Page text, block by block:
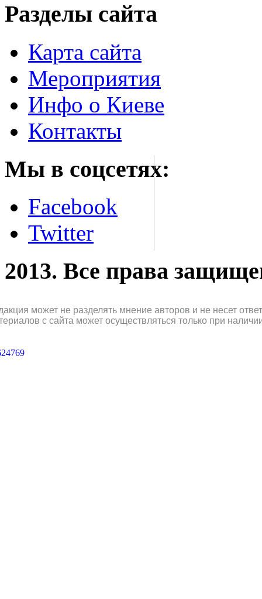
Разделы сайта
Карта сайта
Мероприятия
Инфо о Киеве
Контакты
Мы в соцсетях:
Facebook
Twitter
2013. Все права
может не разделять мнение авторов и не несет
с сайта может осуществляться только при